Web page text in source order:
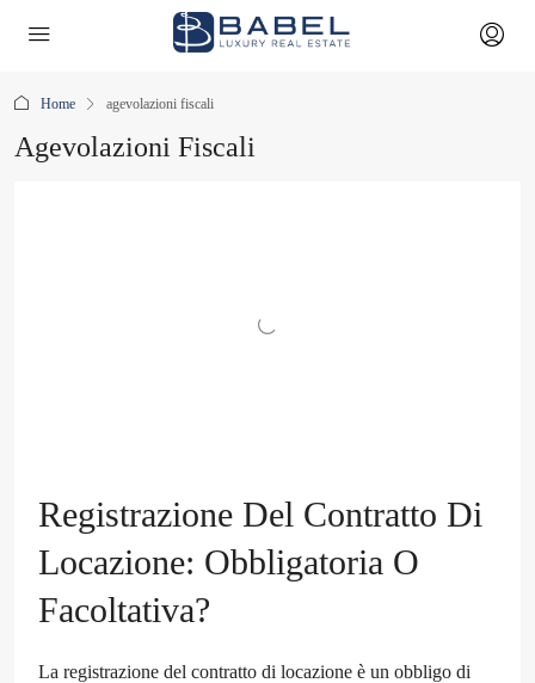
Home agevolazioni fiscali
Agevolazioni Fiscali
Registrazione Del Contratto Di
Locazione: Obbligatoria O
Facoltativa?
La registrazione del contratto di locazione è un obbligo di